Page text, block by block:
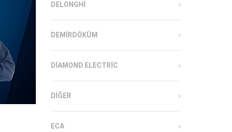
DELONGHI
DEMIRDÖKÜM
DIAMOND ELECTRIC
DIĞER
ECA